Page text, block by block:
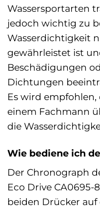
Wassersportarten
jedoch wichtig zu
Wasserdichtigkeit
gewährleistet ist
Beschädigungen
Dichtungen
Es wird
einem Fachmann
die
Wie bediene ich
Der Chronograph
Eco Drive
beiden Drücker